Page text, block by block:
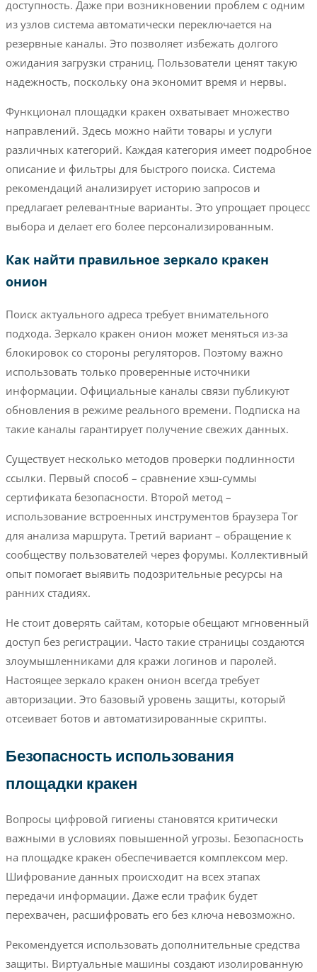
доступность. Даже при возникновении проблем с одним
из узлов система автоматически переключается на
резервные каналы. Это позволяет избежать долгого
ожидания загрузки страниц. Пользователи ценят такую
надежность, поскольку она экономит время и нервы.
Функционал площадки кракен охватывает множество
направлений. Здесь можно найти товары и услуги
различных категорий. Каждая категория имеет подробное
описание и фильтры для быстрого поиска. Система
рекомендаций анализирует историю запросов и
предлагает релевантные варианты. Это упрощает процесс
выбора и делает его более персонализированным.
Как найти правильное зеркало кракен
онион
Поиск актуального адреса требует внимательного
подхода. Зеркало кракен онион может меняться из-за
блокировок со стороны регуляторов. Поэтому важно
использовать только проверенные источники
информации. Официальные каналы связи публикуют
обновления в режиме реального времени. Подписка на
такие каналы гарантирует получение свежих данных.
Существует несколько методов проверки подлинности
ссылки. Первый способ – сравнение хэш-суммы
сертификата безопасности. Второй метод –
использование встроенных инструментов браузера Tor
для анализа маршрута. Третий вариант – обращение к
сообществу пользователей через форумы. Коллективный
опыт помогает выявить подозрительные ресурсы на
ранних стадиях.
Не стоит доверять сайтам, которые обещают мгновенный
доступ без регистрации. Часто такие страницы создаются
злоумышленниками для кражи логинов и паролей.
Настоящее зеркало кракен онион всегда требует
авторизации. Это базовый уровень защиты, который
отсеивает ботов и автоматизированные скрипты.
Безопасность использования
площадки кракен
Вопросы цифровой гигиены становятся критически
важными в условиях повышенной угрозы. Безопасность
на площадке кракен обеспечивается комплексом мер.
Шифрование данных происходит на всех этапах
передачи информации. Даже если трафик будет
перехвачен, расшифровать его без ключа невозможно.
Рекомендуется использовать дополнительные средства
защиты. Виртуальные машины создают изолированную